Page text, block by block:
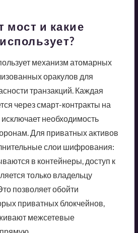
мост и какие
механизм атомарных
оракулов для
транзакций. Каждая
через смарт-контракты на
необходимость
Для приватных активов
слои шифрования:
в контейнеры, доступ к
только владельцу
позволяет обойти
приватных блокчейнов,
межсетевые